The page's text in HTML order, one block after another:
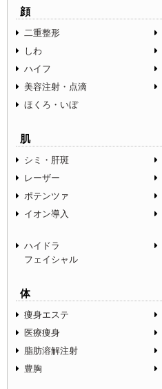
顔
二重整形
しわ
ハイフ
美容注射・点滴
ほくろ・いぼ
肌
シミ・肝斑
レーザー
ポテンツァ
イオン導入
ハイドラ
フェイシャル
体
痩身エステ
医療痩身
脂肪溶解注射
豊胸